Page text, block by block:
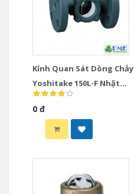
Kính Quan Sát Dòng Chảy
Yoshitake 150L-F Nhật
Bản DN65-DN150 JIS10K
0 đ